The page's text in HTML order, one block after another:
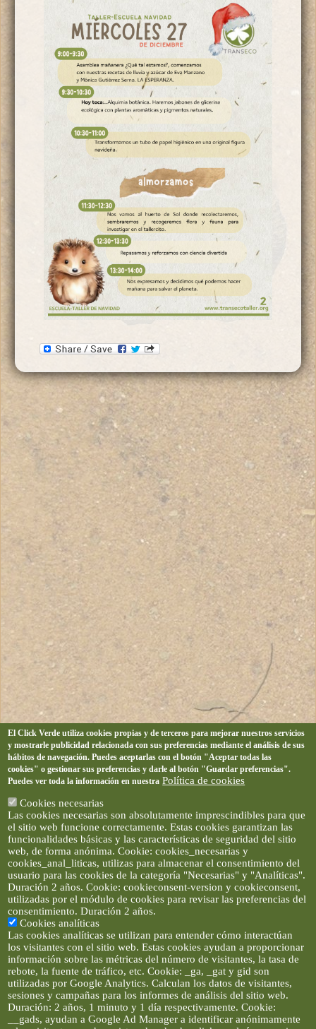
El Click Verde utiliza cookies propias y de terceros para mejorar nuestros servicios
y mostrarle publicidad relacionada con sus preferencias mediante el análisis de sus
hábitos de navegación. Puedes aceptarlas con el botón "Aceptar todas las
cookies" o gestionar sus preferencias y darle al botón "Guardar preferencias".
Puedes ver toda la información en nuestra Política de cookies
Cookies necesarias
Las cookies necesarias son absolutamente imprescindibles para que
el sitio web funcione correctamente. Estas cookies garantizan las
funcionalidades básicas y las características de seguridad del sitio
web, de forma anónima. Cookie: cookies_necesarias y
cookies_anal_liticas, utilizas para almacenar el consentimiento del
usuario para las cookies de la categoría "Necesarias" y "Analíticas".
Duración 2 años. Cookie: cookieconsent-version y cookieconsent,
utilizadas por el módulo de cookies para revisar las preferencias del
consentimiento. Duración 2 años.
Cookies analíticas
Las cookies analíticas se utilizan para entender cómo interactúan
los visitantes con el sitio web. Estas cookies ayudan a proporcionar
información sobre las métricas del número de visitantes, la tasa de
rebote, la fuente de tráfico, etc. Cookie: _ga, _gat y gid son
utilizadas por Google Analytics. Calculan los datos de visitantes,
sesiones y campañas para los informes de análisis del sitio web.
Duración: 2 años, 1 minuto y 1 día respectivamente. Cookie:
__gads, ayudan a Google Ad Manager a identificar anónimamente